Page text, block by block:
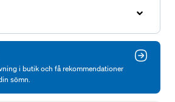
i butik och få rekommendationer
sömn.